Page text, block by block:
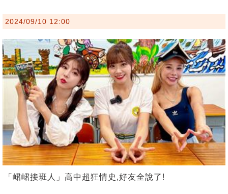
2024/09/10 12:00
「峮峮接班人」高中超狂情史,好友全說了!